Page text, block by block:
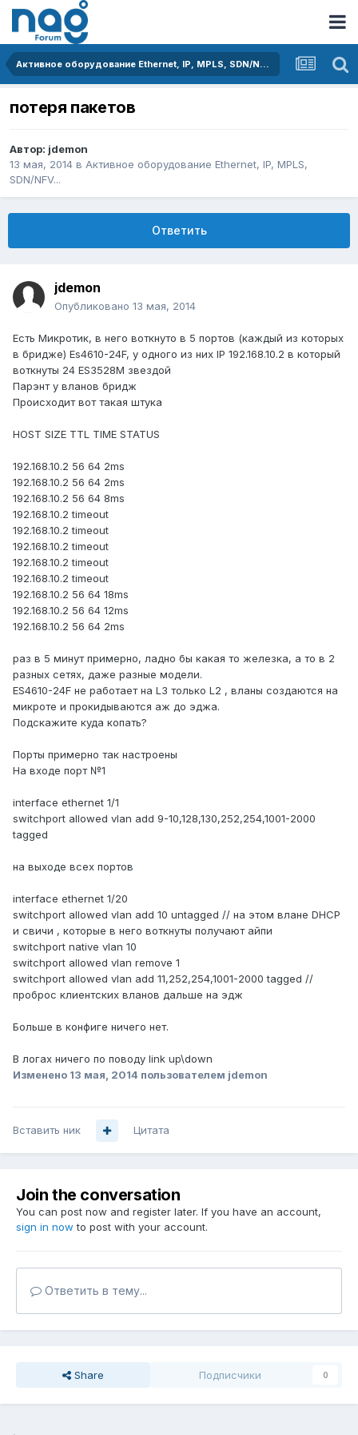
Активное оборудование Ethernet, IP, MPLS, SDN/NFV...
потеря пакетов
Автор: jdemon
13 мая, 2014 в Активное оборудование Ethernet, IP, MPLS,
SDN/NFV...
Ответить
jdemon
Опубликовано 13 мая, 2014
Есть Микротик, в него воткнуто в 5 портов (каждый из которых
в бридже) Es4610-24F, у одного из них IP 192.168.10.2 в который
воткнуты 24 ES3528M звездой
Парэнт у вланов бридж
Происходит вот такая штука
HOST SIZE TTL TIME STATUS
192.168.10.2 56 64 2ms
192.168.10.2 56 64 2ms
192.168.10.2 56 64 8ms
192.168.10.2 timeout
192.168.10.2 timeout
192.168.10.2 timeout
192.168.10.2 timeout
192.168.10.2 timeout
192.168.10.2 56 64 18ms
192.168.10.2 56 64 12ms
192.168.10.2 56 64 2ms
раз в 5 минут примерно, ладно бы какая то железка, а то в 2
разных сетях, даже разные модели.
ES4610-24F не работает на L3 только L2 , вланы создаются на
микроте и прокидываются аж до эджа.
Подскажите куда копать?
Порты примерно так настроены
На входе порт №1
interface ethernet 1/1
switchport allowed vlan add 9-10,128,130,252,254,1001-2000
tagged
на выходе всех портов
interface ethernet 1/20
switchport allowed vlan add 10 untagged // на этом влане DHCP
и свичи , которые в него воткнуты получают айпи
switchport native vlan 10
switchport allowed vlan remove 1
switchport allowed vlan add 11,252,254,1001-2000 tagged //
проброс клиентских вланов дальше на эдж
Больше в конфиге ничего нет.
В логах ничего по поводу link up\down
Изменено 13 мая, 2014 пользователем jdemon
Вставить ник Цитата
Join the conversation
You can post now and register later. If you have an account,
sign in now to post with your account.
Ответить в тему...
Share Подписчики 0